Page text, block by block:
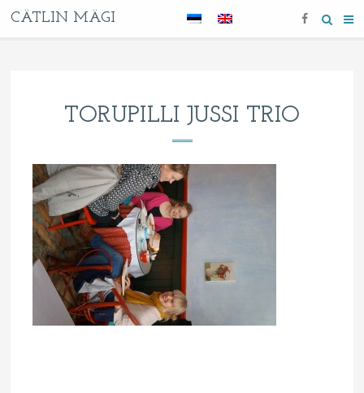
CÄTLIN MÄGI
TORUPILLI JUSSI TRIO